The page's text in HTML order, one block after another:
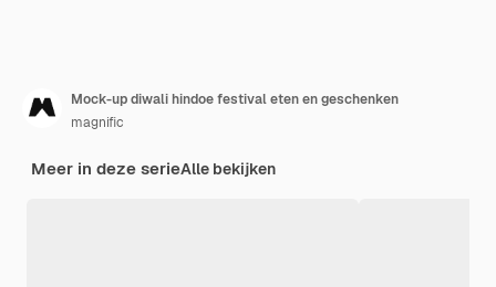
Mock-up diwali hindoe festival eten en geschenken
magnific
Meer in deze serieAlle bekijken